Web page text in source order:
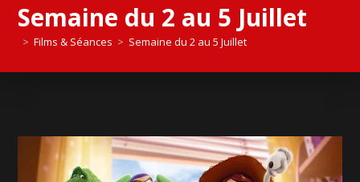
Semaine du 2 au 5 Juillet
> Films & Séances > Semaine du 2 au 5 Juillet